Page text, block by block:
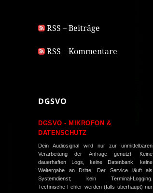
RSS – Beiträge
RSS – Kommentare
DGSVO
DGSVO - MIKROFON &
DATENSCHUTZ
Dein Audiosignal wird nur zur unmittelbaren
Verarbeitung der Anfrage genutzt. Keine
dauerhaften Logs, keine Datenbank, keine
Weitergabe an Dritte. Der Service läuft als
Systemdienst; kein Terminal-Logging.
Technische Fehler werden (falls überhaupt) nur